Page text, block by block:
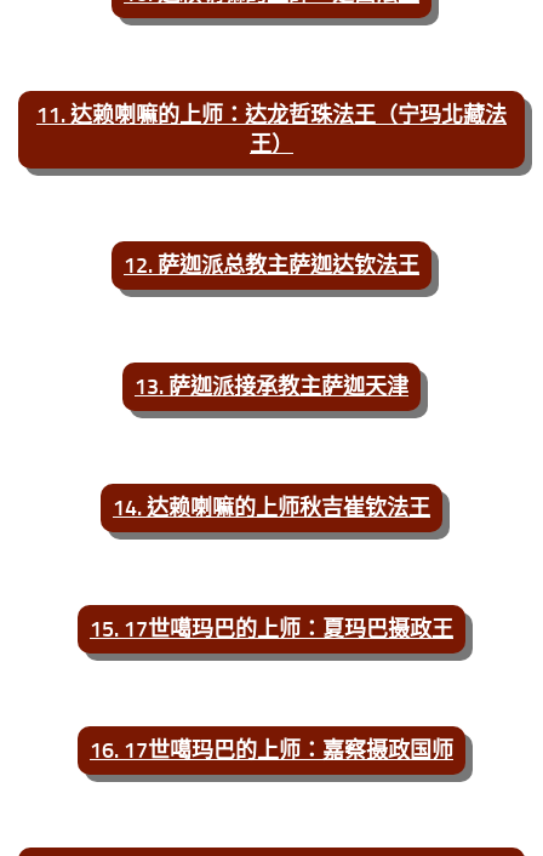
11. 达赖喇嘛的上师：达龙哲珠法王（宁玛北藏法
王）
12. 萨迦派总教主萨迦达钦法王
13. 萨迦派接承教主萨迦天津
14. 达赖喇嘛的上师秋吉崔钦法王
15. 17世噶玛巴的上师：夏玛巴摄政王
16. 17世噶玛巴的上师：嘉察摄政国师